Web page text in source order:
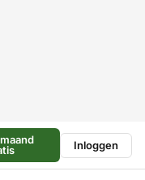
Inloggen